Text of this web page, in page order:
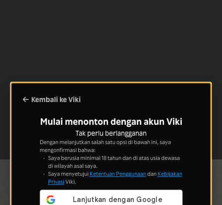
Kembali ke Viki
Mulai menonton dengan akun Viki
Tak perlu berlangganan
Dengan melanjutkan salah satu opsi di bawah ini, saya
mengonfirmasi bahwa:
Saya berusia minimal 18 tahun dan di atas usia dewasa
di wilayah asal saya.
Saya menyetujui Ketentuan Penggunaandan Kebijakan
Privasi Viki.